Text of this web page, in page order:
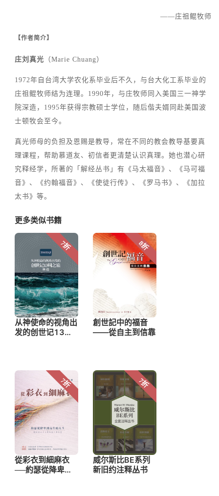
——庄祖鲲牧师
【作者简介】
庄刘真光 （Marie Chuang）
1972年自台湾大学农化系毕业后不久，与台大化工系毕业的
庄祖鲲牧师结为连理。1990年，与庄牧师同入美国三一神学
院深造，1995年获得宗教硕士学位，随后偕夫婿同赴美国波
士顿牧会至今。
真光师母的负担及恩赐是教导，常在不同的教会教导基要真
理课程，帮助慕道友、初信者更清楚认识真理。她也潜心研
究释经学，所著的「解经丛书」有《马太福音》、《马可福
音》、《约翰福音》、《使徒行传》、《罗马书》、《加拉
太书》等。
更多类似书籍